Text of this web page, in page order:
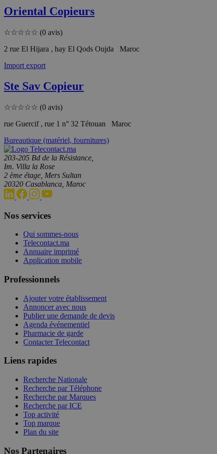
Oriental Copieurs
☆☆☆☆☆ (0 avis)
2 rue El Hijara , hay El Qods Oujda Maroc
Import export
Ste Sav Copieur
☆☆☆☆☆ (0 avis)
rue Guercif , rue 1 n° 32 Tétouan Maroc
Bureautique (matériel, fournitures)
203-205 Bd de la Résistance,
Im. Villa la Rose
2 ème étage, Mers Sultan
20320 Casablanca, Maroc
Nos services
Qui sommes-nous
Telecontact.ma
Annuaire imprimé
Application mobile
Professionnels
Ajouter votre établissement
Annoncer avec nous
Publier une demande de devis
Agenda événementiel
Pharmacie de garde
Contacter Telecontact
Liens rapides
Recherche Nationale
Recherche par Téléphone
Recherche par Marques
Recherche par ICE
Top activité
Top marque
Plan du site
Nos Partenaires